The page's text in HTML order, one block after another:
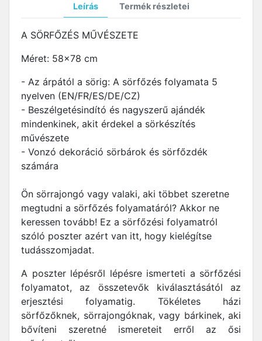
Leírás Termék részletei
A SÖRFŐZÉS MŰVÉSZETE
Méret: 58x78 cm
- Az árpától a sörig: A sörfőzés folyamata 5
nyelven (EN/FR/ES/DE/CZ)
- Beszélgetésindító és nagyszerű ajándék
mindenkinek, akit érdekel a sörkészítés
művészete
- Vonzó dekoráció sörbárok és sörfőzdék
számára
Ön sörrajongó vagy valaki, aki többet szeretne
megtudni a sörfőzés folyamatáról? Akkor ne
keressen tovább! Ez a sörfőzési folyamatról
szóló poszter azért van itt, hogy kielégítse
tudásszomjadat.
A poszter lépésről lépésre ismerteti a sörfőzési
folyamatot, az összetevők kiválasztásától az
erjesztési folyamatig. Tökéletes házi
sörfőzőknek, sörrajongóknak, vagy bárkinek, aki
bővíteni szeretné ismereteit erről az ősi